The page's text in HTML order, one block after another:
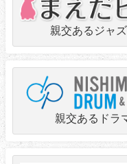
親交あるジャ
親交あるドラ